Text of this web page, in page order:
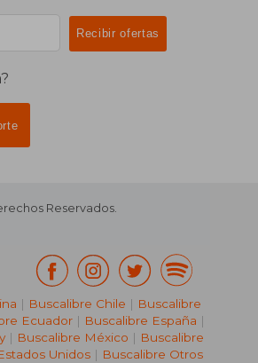
Reservados.
| Buscalibre Chile | Buscalibre
Ecuador | Buscalibre España |
| Buscalibre México | Buscalibre
Unidos| Buscalibre Otros